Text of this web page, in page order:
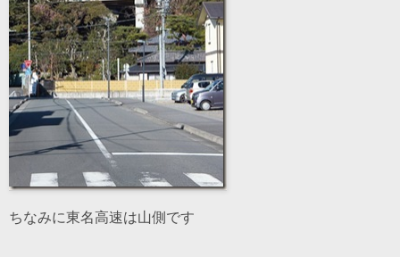
ちなみに東名高速は山側です